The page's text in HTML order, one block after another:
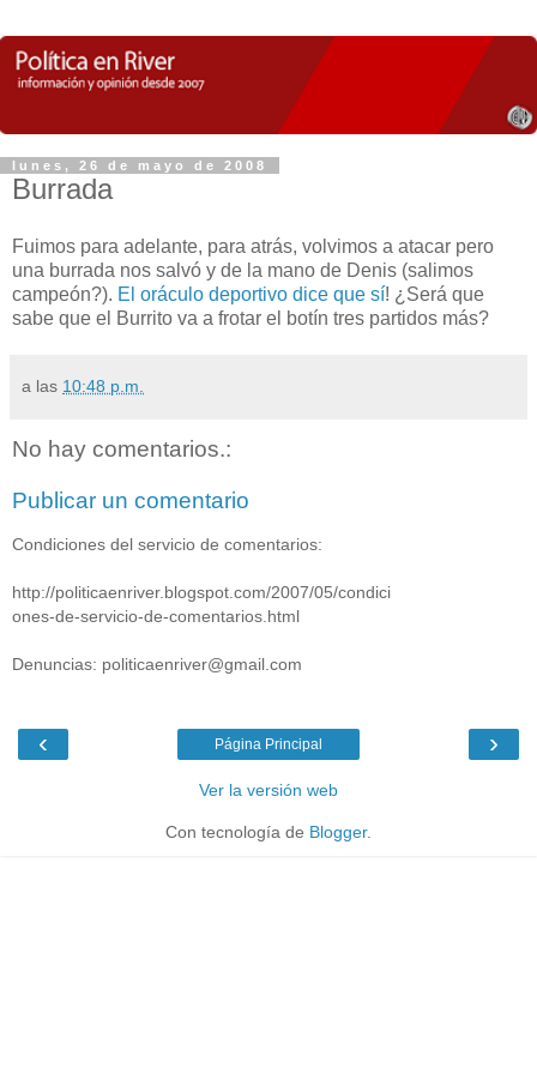
lunes, 26 de mayo de 2008
Burrada
Fuimos para adelante, para atrás, volvimos a atacar pero
una burrada nos salvó y de la mano de Denis (salimos
campeón?). El oráculo deportivo dice que sí! ¿Será que
sabe que el Burrito va a frotar el botín tres partidos más?
a las 10:48 p.m.
No hay comentarios.:
Publicar un comentario
Condiciones del servicio de comentarios:
http://politicaenriver.blogspot.com/2007/05/condici
ones-de-servicio-de-comentarios.html
Denuncias: politicaenriver@gmail.com
‹ ›
Página Principal
Ver la versión web
Con tecnología de Blogger.